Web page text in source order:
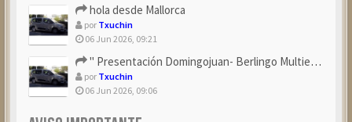
hola desde Mallorca
por Txuchin
06 Jun 2026, 09:21
" Presentación Domingojuan- Berlingo Multiespace Blue ...
por Txuchin
06 Jun 2026, 09:06